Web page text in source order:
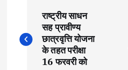
o
राष्ट्रीय साधन
सह प्रावीण्य
छात्रवृत्ति योजना
के तहत परीक्षा
16 फरवरी को